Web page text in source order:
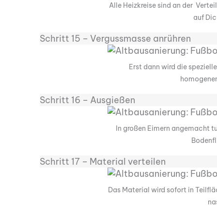
Alle Heizkreise sind an der
auf
Schritt 15 – Vergussmasse anrühren
Erst dann wird die
Schritt 16 – Ausgießen
In großen Eimern angemacht
Schritt 17 – Material verteilen
Das Material wird sofort in